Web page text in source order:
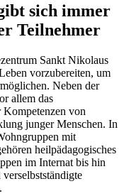
sich immer
Teilnehmer
Sankt Nikolaus
vorzubereiten, um
Neben der
allem das
Kompetenzen von
junger Menschen. In
mit
heilpädagogisches
im Internat bis hin